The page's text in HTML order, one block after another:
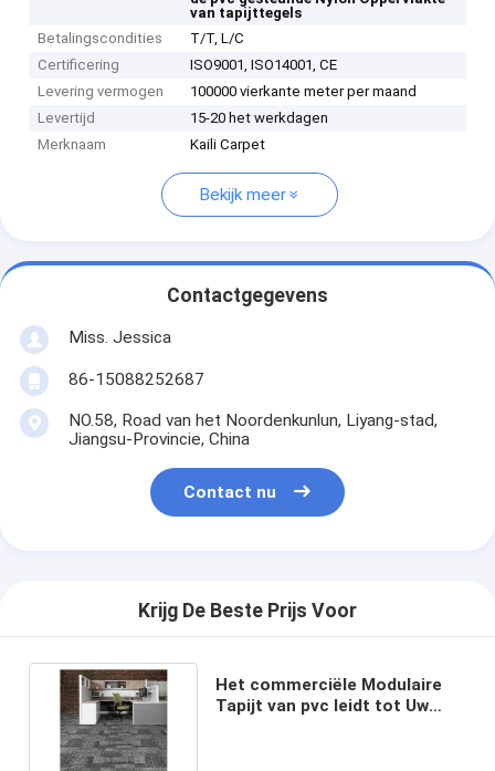
van tapijttegels
Betalingscondities
T/T, L/C
Certificering
ISO9001, ISO14001, CE
Levering vermogen
100000 vierkante meter per maand
Levertijd
15-20 het werkdagen
Merknaam
Kaili Carpet
Bekijk meer
Contactgegevens
Miss. Jessica
86-15088252687
NO.58, Road van het Noordenkunlun, Liyang-stad,
Jiangsu-Provincie, China
Contact nu
Krijg De Beste Prijs Voor
Het commerciële Modulaire
Tapijt van pvc leidt tot Uw